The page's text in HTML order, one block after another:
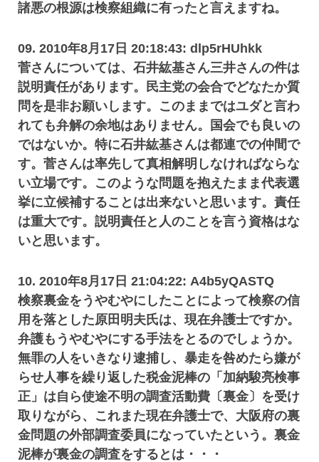
諸悪の根源は検察組織に有ったと言えますね。
09. 2010年8月17日 20:18:43: dlp5rHUhkk
菅さんについては、石井紘基さん三井さんの件は
説明責任があります。民主党の会合でどなたか質
問を是非お願いします。このままではユダと言わ
れても弁解の余地はありません。国会でも良いの
ではないか。特に石井紘基さんは都連での仲間で
す。菅さんは率先して真相解明しなければならな
い立場です。このような問題を抱えたまま代表選
挙に立候補することは出来ないと思います。責任
は重大です。説明責任と人のことを言う資格はな
いと思います。
10. 2010年8月17日 21:04:22: A4b5yQASTQ
検察裏金をうやむやにしたことによって検察の信
用を落とした原田明夫氏は、現在弁護士ですか。
弁護もうやむやにする手法をとるのでしょうか。
無罪の人をいきなり逮捕し、暴走を咎めたら嫌が
らせ人事を繰り返した税金泥棒の「加納駿亮検事
正」は自ら使途不明の調査活動費〔裏金〕を受け
取りながら、これまた現在弁護士で、大阪府の裏
金問題の外部調査委員になっていたという。裏金
泥棒が裏金の調査をするとは・・・